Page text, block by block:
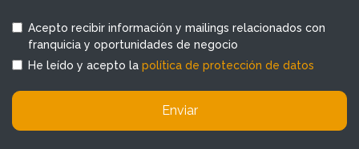
Acepto recibir información y mailings relacionados con
franquicia y oportunidades de negocio
He leído y acepto la política de protección de datos
Enviar